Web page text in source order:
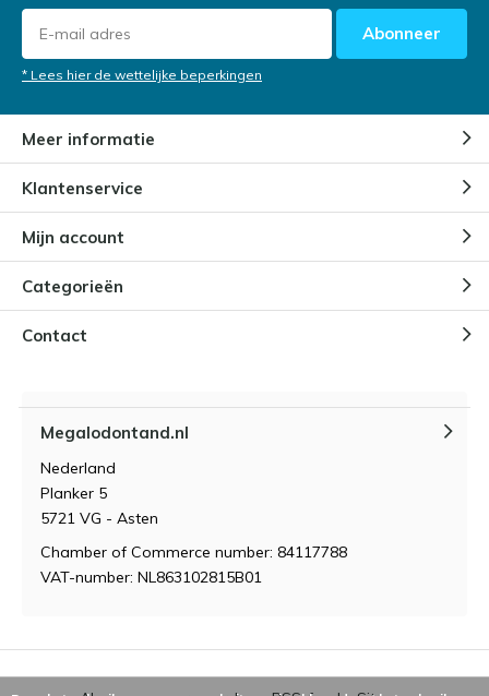
Abonneer
* Lees hier de wettelijke beperkingen
Meer informatie
Klantenservice
Mijn account
Categorieën
Contact
Megalodontand.nl
Nederland
Planker 5
5721 VG - Asten
Chamber of Commerce number: 84117788
VAT-number: NL863102815B01